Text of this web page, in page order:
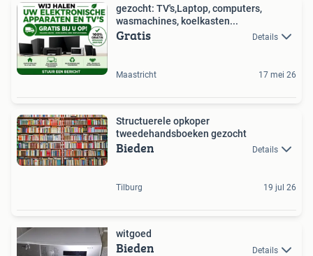
gezocht: TV's,Laptop, computers,
wasmachines, koelkasten...
Gratis Details
Maastricht 17 mei 26
Structuerele opkoper
tweedehandsboeken gezocht
Bieden Details
Tilburg 19 jul 26
witgoed
Bieden Details